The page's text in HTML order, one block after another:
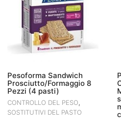
Pesoforma Sandwich
Prosciutto/Formaggio 8
Pezzi (4 pasti)
CONTROLLO DEL PESO,
SOSTITUTIVI DEL PASTO